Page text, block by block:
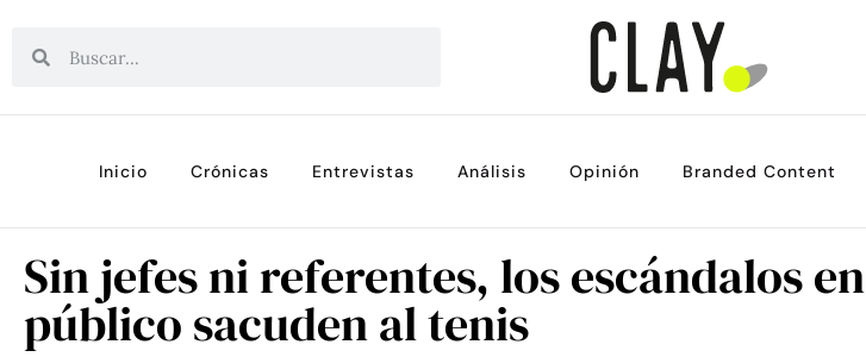
Inicio Crónicas Entrevistas Análisis Opinión Branded Content
Sin jefes ni referentes, los escándalos en
público sacuden al tenis